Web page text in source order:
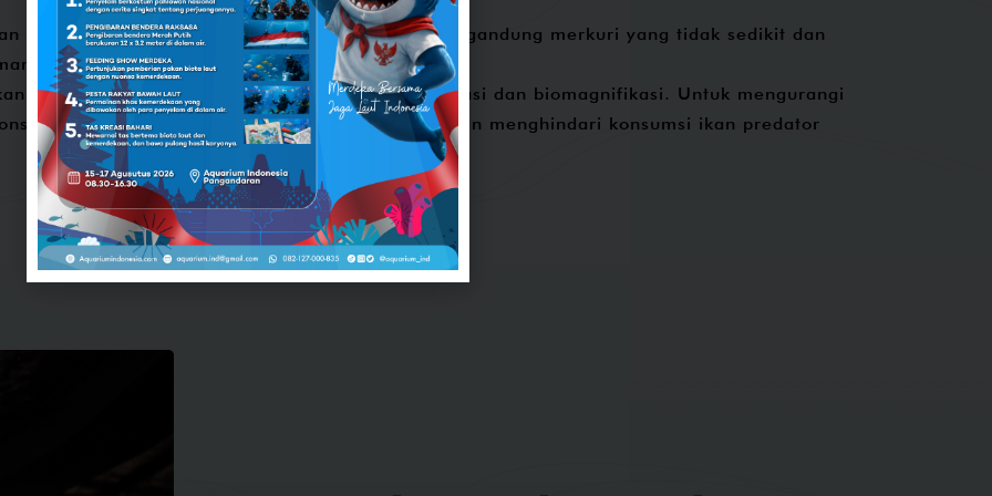
laut yang sangat digemari, lobster ternyata mengandung merkuri yang tidak sedikit dan
apabila dikonsumsi terlalu banyak
melalui proses yang dikenal sebagai bioakumulasi dan biomagnifikasi. Untuk mengurangi
ikan dengan kadar merkuri lebih rendah dan menghindari konsumsi ikan predator